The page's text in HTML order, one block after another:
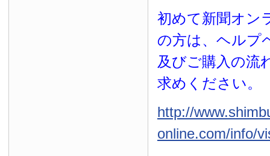
初めて新聞オン
の方は、ヘルプ
及びご購入の流
求めください。
http://
online.com/info/